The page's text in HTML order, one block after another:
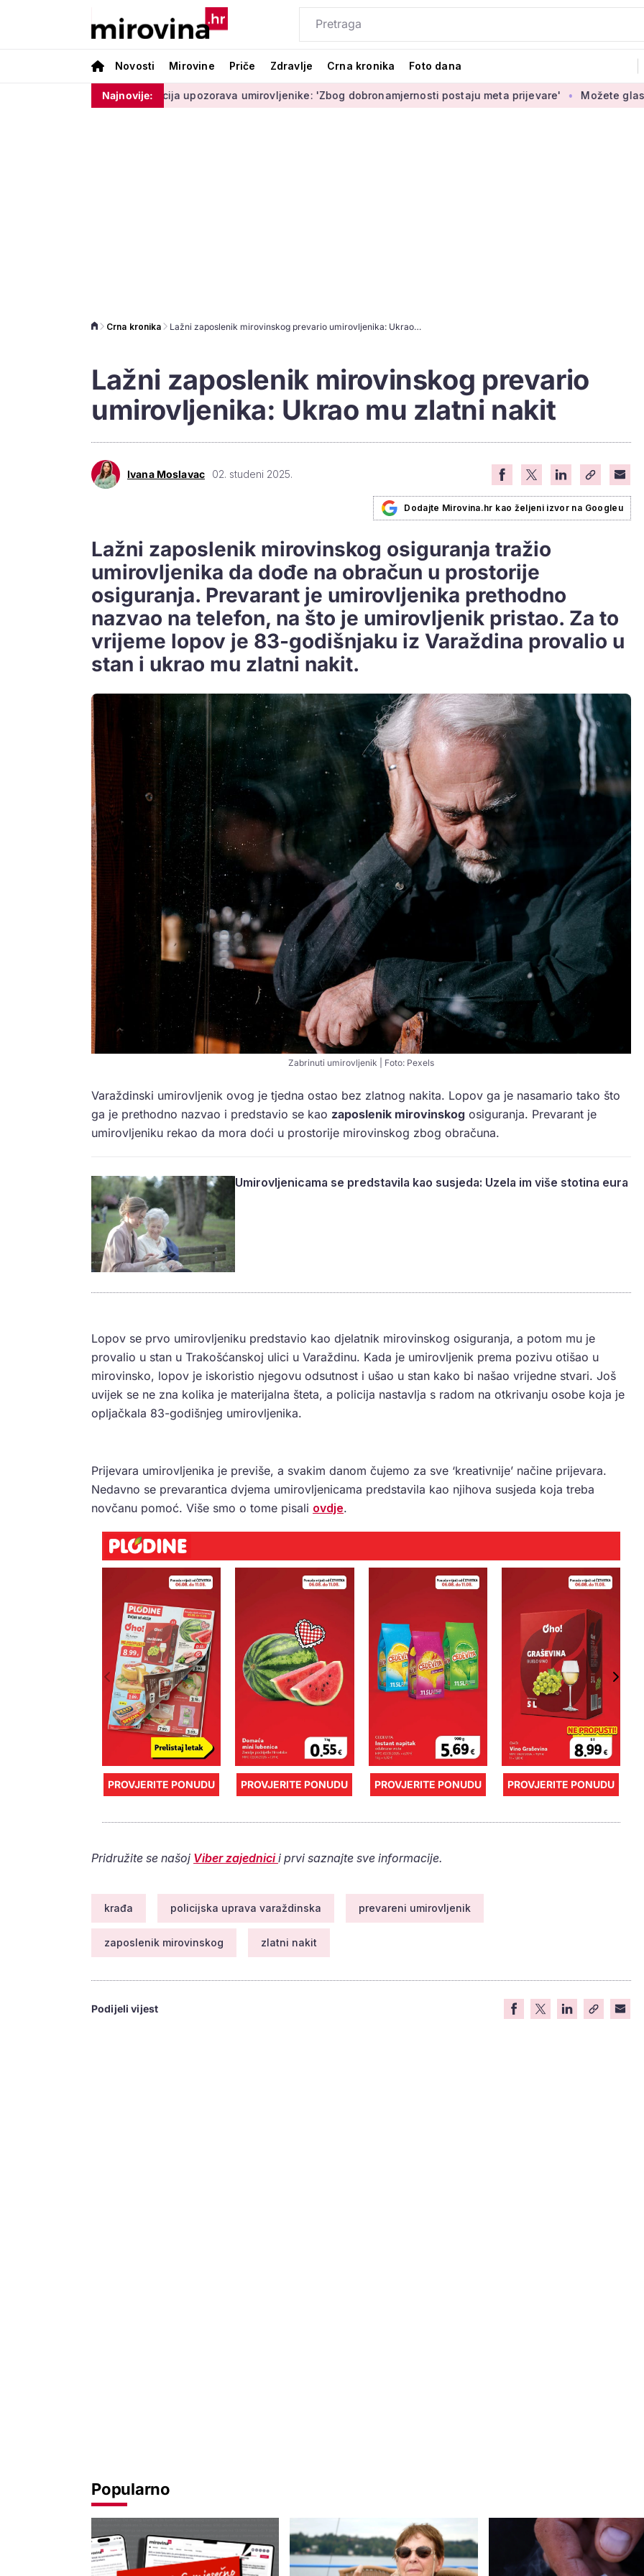
Novosti Mirovine Priče Zdravlje Crna kronika Foto dana
Najnovije:
Policija upozorava umirovljenike: 'Zbog dobronamjernosti postaju meta prijevare' Možete glasati za izbor
Crna kronika Lažni zaposlenik mirovinskog prevario umirovljenika: Ukrao mu zlatni nakit
Lažni zaposlenik mirovinskog prevario
umirovljenika: Ukrao mu zlatni nakit
Ivana Moslavac 02. studeni 2025.
Dodajte Mirovina.hr kao željeni izvor na Googleu
Lažni zaposlenik mirovinskog osiguranja tražio
umirovljenika da dođe na obračun u prostorije
osiguranja. Prevarant je umirovljenika prethodno
nazvao na telefon, na što je umirovljenik pristao. Za to
vrijeme lopov je 83-godišnjaku iz Varaždina provalio u
stan i ukrao mu zlatni nakit.
Zabrinuti umirovljenik | Foto: Pexels
Varaždinski umirovljenik ovog je tjedna ostao bez zlatnog nakita. Lopov ga je nasamario tako što
ga je prethodno nazvao i predstavio se kao zaposlenik mirovinskog osiguranja. Prevarant je
umirovljeniku rekao da mora doći u prostorije mirovinskog zbog obračuna.
Umirovljenicama se predstavila kao susjeda: Uzela im više stotina eura
Lopov se prvo umirovljeniku predstavio kao djelatnik mirovinskog osiguranja, a potom mu je
provalio u stan u Trakošćanskoj ulici u Varaždinu. Kada je umirovljenik prema pozivu otišao u
mirovinsko, lopov je iskoristio njegovu odsutnost i ušao u stan kako bi našao vrijedne stvari. Još
uvijek se ne zna kolika je materijalna šteta, a policija nastavlja s radom na otkrivanju osobe koja je
opljačkala 83-godišnjeg umirovljenika.
Prijevara umirovljenika je previše, a svakim danom čujemo za sve ‘kreativnije’ načine prijevara.
Nedavno se prevarantica dvjema umirovljenicama predstavila kao njihova susjeda koja treba
novčanu pomoć. Više smo o tome pisali ovdje.
PROVJERITE PONUDU PROVJERITE PONUDU PROVJERITE PONUDU PROVJERITE PONUDU
Pridružite se našoj Viber zajednicii prvi saznajte sve informacije.
krađa policijska uprava varaždinska prevareni umirovljenik
zaposlenik mirovinskog zlatni nakit
Podijeli vijest
Popularno